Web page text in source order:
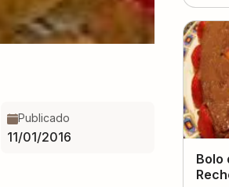
Publicado
11/01/2016
Bolo